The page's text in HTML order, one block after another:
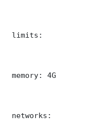
limits:
memory: 4G
networks: